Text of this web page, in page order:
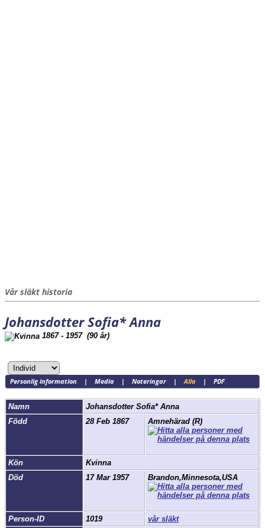
Vår släkt historia
Johansdotter Sofia* Anna
1867 - 1957 (90 år)
Personlig information | Media| Noteringar|Alla| PDF
Namn Johansdotter Sofia* Anna
Född
28 Feb 1867 Amnehärad (R)
Kön
Kvinna
Död
17 Mar 1957 Brandon,Minnesota,USA
Person-ID 1019
vår släkt